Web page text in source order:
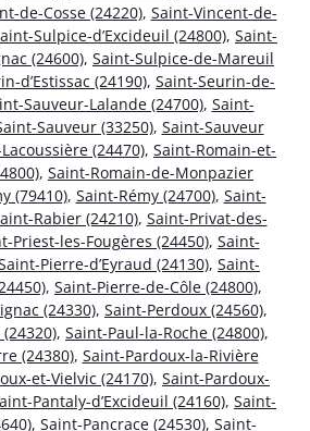
de-Cosse (24220), Saint-Vincent-de-
Sulpice-d’Excideuil (24800), Saint-
(24600), Saint-Sulpice-de-Mareuil
d’Estissac (24190), Saint-Seurin-de-
Sauveur-Lalande (24700), Saint-
Sauveur (33250), Saint-Sauveur
(24470), Saint-Romain-et-
, Saint-Romain-de-Monpazier
(79410), Saint-Rémy (24700), Saint-
Rabier (24210), Saint-Privat-des-
Priest-les-Fougères (24450), Saint-
Pierre-d’Eyraud (24130), Saint-
, Saint-Pierre-de-Côle (24800),
(24330), Saint-Perdoux (24560),
, Saint-Paul-la-Roche (24800),
(24380), Saint-Pardoux-la-Rivière
et-Vielvic (24170), Saint-Pardoux-
Pantaly-d’Excideuil (24160), Saint-
, Saint-Pancrace (24530), Saint-